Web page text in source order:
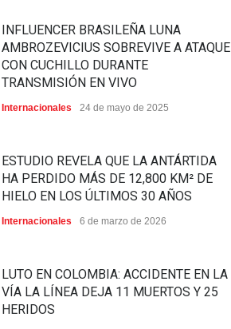
INFLUENCER BRASILEÑA LUNA
AMBROZEVICIUS SOBREVIVE A ATAQUE
CON CUCHILLO DURANTE
TRANSMISIÓN EN VIVO
Internacionales 24 de mayo de 2025
ESTUDIO REVELA QUE LA ANTÁRTIDA
HA PERDIDO MÁS DE 12,800 KM² DE
HIELO EN LOS ÚLTIMOS 30 AÑOS
Internacionales 6 de marzo de 2026
LUTO EN COLOMBIA: ACCIDENTE EN LA
VÍA LA LÍNEA DEJA 11 MUERTOS Y 25
HERIDOS